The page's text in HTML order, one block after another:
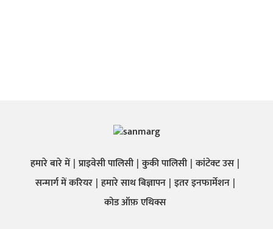
हमारे बारे में प्राइवेसी पालिसी कुकी पालिसी कांटेक्ट उस
सन्मार्ग में करियर हमारे साथ बिज्ञापन इतर इनफार्मेशन
कोड ऑफ़ एथिक्स